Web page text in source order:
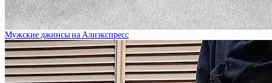
Мужские джинсы на Алиэкспресс